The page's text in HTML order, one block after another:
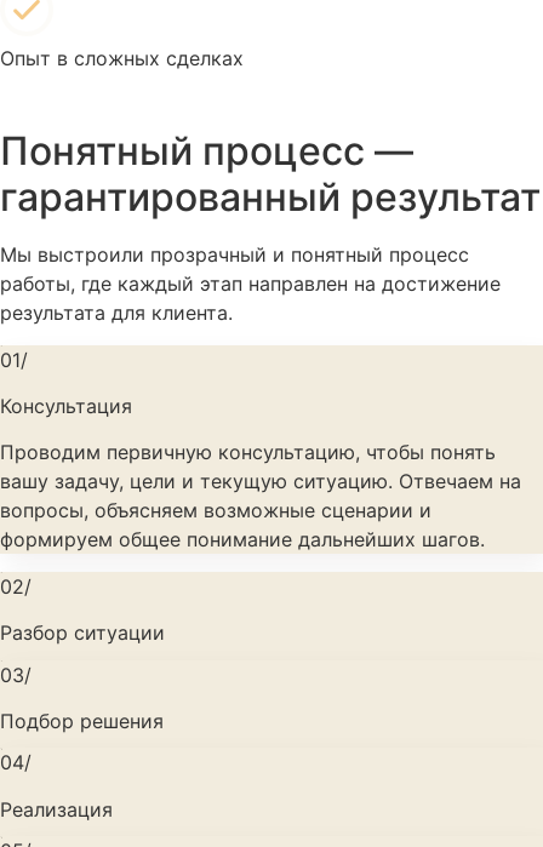
Опыт в сложных сделках
Понятный процесс —
гарантированный результат
Мы выстроили прозрачный и понятный процесс
работы, где каждый этап направлен на достижение
результата для клиента.
01/
Консультация
Проводим первичную консультацию, чтобы понять
вашу задачу, цели и текущую ситуацию. Отвечаем на
вопросы, объясняем возможные сценарии и
формируем общее понимание дальнейших шагов.
02/
Разбор ситуации
03/
Подбор решения
04/
Реализация